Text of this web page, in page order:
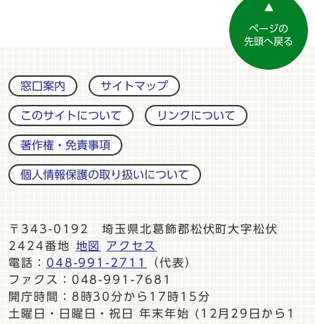
ページの
先頭へ戻る
窓口案内 サイトマップ
このサイトについて リンクについて
著作権・免責事項
個人情報保護の取り扱いについて
〒343-0192 埼玉県北葛飾郡松伏町大字松伏
2424番地
地図
アクセス
電話： 048-991-2711
（代表）
ファクス：048-991-7681
開庁時間：8時30分から17時15分
土曜日・日曜日・祝日 年末年始 (12月29日から1